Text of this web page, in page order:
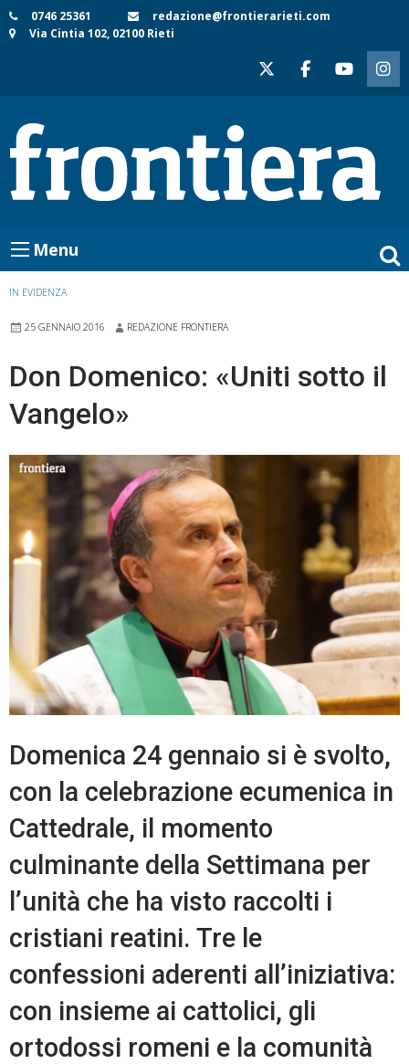
Skip
to
0746 25361
redazione@frontierarieti.com
Via Cintia 102, 02100 Rieti
Menu
IN EVIDENZA
25 GENNAIO 2016 REDAZIONE FRONTIERA
Don Domenico: «Uniti sotto il
Vangelo»
Domenica 24 gennaio si è svolto,
con la celebrazione ecumenica in
Cattedrale, il momento
culminante della Settimana per
l’unità che ha visto raccolti i
cristiani reatini. Tre le
confessioni aderenti all’iniziativa:
con insieme ai cattolici, gli
ortodossi romeni e la comunità